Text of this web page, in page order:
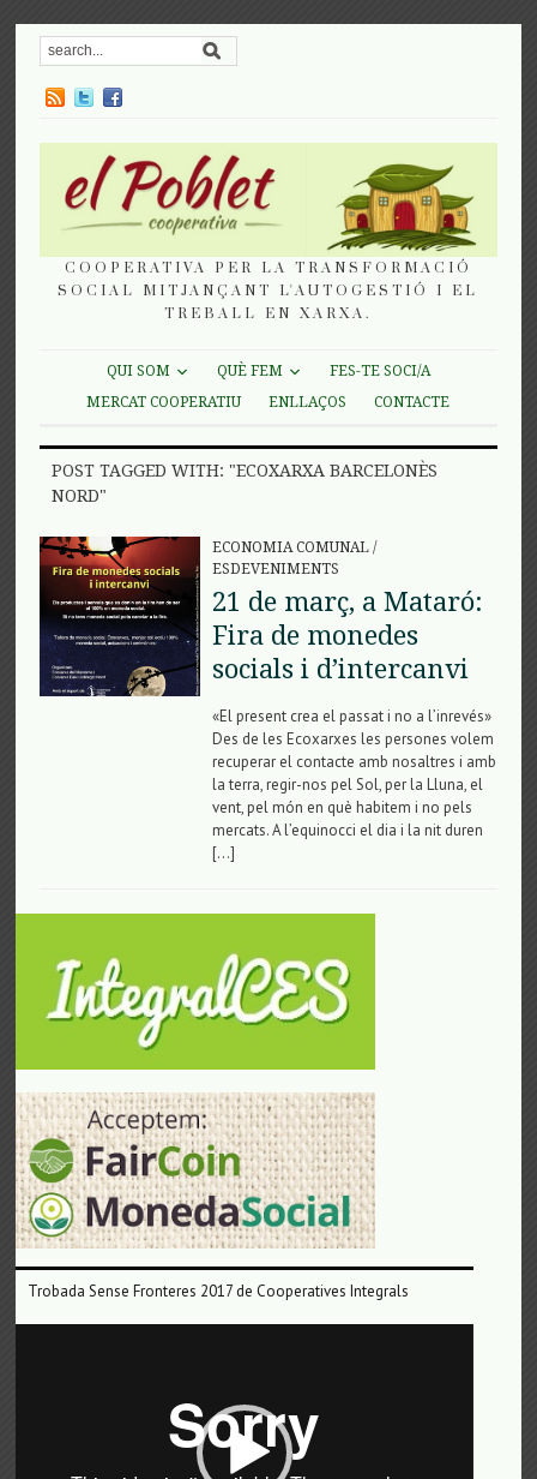
COOPERATIVA PER LA TRANSFORMACIÓ
SOCIAL MITJANÇANT L'AUTOGESTIÓ I EL
TREBALL EN XARXA.
QUI SOM QUÈ FEM
FES-TE SOCI/A
MERCAT COOPERATIU
ENLLAÇOS CONTACTE
POST TAGGED WITH: "ECOXARXA BARCELONÈS
NORD"
ECONOMIA COMUNAL/
ESDEVENIMENTS
21 de març, a Mataró:
Fira de monedes
socials i d’intercanvi
«El present crea el passat i no a l’inrevés»
Des de les Ecoxarxes les persones volem
recuperar el contacte amb nosaltres i amb
la terra, regir-nos pel Sol, per la Lluna, el
vent, pel món en què habitem i no pels
mercats. A l’equinocci el dia i la nit duren
[…]
Trobada Sense Fronteres 2017 de Cooperatives Integrals